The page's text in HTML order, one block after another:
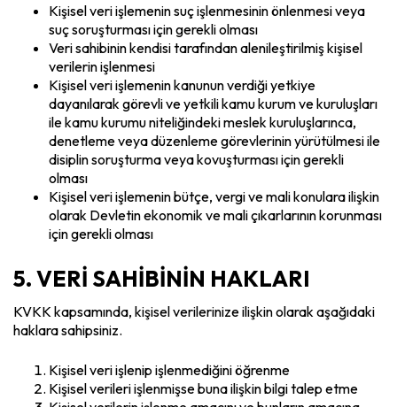
Kişisel veri işlemenin suç işlenmesinin önlenmesi veya
suç soruşturması için gerekli olması
Veri sahibinin kendisi tarafından alenileştirilmiş kişisel
verilerin işlenmesi
Kişisel veri işlemenin kanunun verdiği yetkiye
dayanılarak görevli ve yetkili kamu kurum ve kuruluşları
ile kamu kurumu niteliğindeki meslek kuruluşlarınca,
denetleme veya düzenleme görevlerinin yürütülmesi ile
disiplin soruşturma veya kovuşturması için gerekli
olması
Kişisel veri işlemenin bütçe, vergi ve mali konulara ilişkin
olarak Devletin ekonomik ve mali çıkarlarının korunması
için gerekli olması
5. VERİ SAHİBİNİN HAKLARI
KVKK kapsamında, kişisel verilerinize ilişkin olarak aşağıdaki
haklara sahipsiniz.
Kişisel veri işlenip işlenmediğini öğrenme
Kişisel verileri işlenmişse buna ilişkin bilgi talep etme